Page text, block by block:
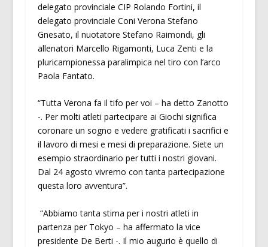
delegato provinciale CIP Rolando Fortini, il
delegato provinciale Coni Verona Stefano
Gnesato, il nuotatore Stefano Raimondi, gli
allenatori Marcello Rigamonti, Luca Zenti e la
pluricampionessa paralimpica nel tiro con l’arco
Paola Fantato.
“Tutta Verona fa il tifo per voi – ha detto Zanotto
-. Per molti atleti partecipare ai Giochi significa
coronare un sogno e vedere gratificati i sacrifici e
il lavoro di mesi e mesi di preparazione. Siete un
esempio straordinario per tutti i nostri giovani.
Dal 24 agosto vivremo con tanta partecipazione
questa loro avventura”.
“Abbiamo tanta stima per i nostri atleti in
partenza per Tokyo – ha affermato la vice
presidente De Berti -. Il mio augurio è quello di